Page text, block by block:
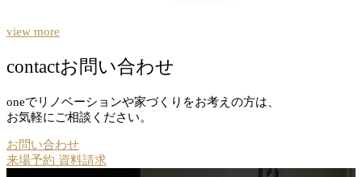
view more
contactお問い合わせ
oneでリノベーションや家づくりをお考えの方は、
お気軽にご相談ください。
お問い合わせ
来場予約 資料請求